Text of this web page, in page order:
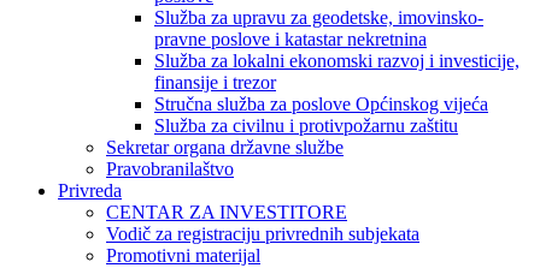
Služba za upravu za geodetske, imovinsko-
pravne poslove i katastar nekretnina
Služba za lokalni ekonomski razvoj i investicije,
finansije i trezor
Stručna služba za poslove Općinskog vijeća
Služba za civilnu i protivpožarnu zaštitu
Sekretar organa državne službe
Pravobranilaštvo
Privreda
CENTAR ZA INVESTITORE
Vodič za registraciju privrednih subjekata
Promotivni materijal